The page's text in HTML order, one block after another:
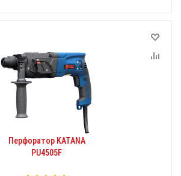
Перфоратор KATANA
PU4505F